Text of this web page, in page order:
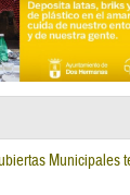
Municipales